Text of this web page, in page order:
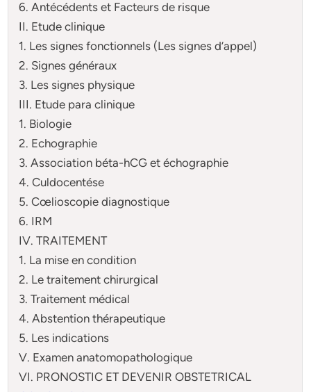
6. Antécédents et Facteurs de risque
II. Etude clinique
1. Les signes fonctionnels (Les signes d’appel)
2. Signes généraux
3. Les signes physique
III. Etude para clinique
1. Biologie
2. Echographie
3. Association béta-hCG et échographie
4. Culdocentése
5. Cœlioscopie diagnostique
6. IRM
IV. TRAITEMENT
1. La mise en condition
2. Le traitement chirurgical
3. Traitement médical
4. Abstention thérapeutique
5. Les indications
V. Examen anatomopathologique
VI. PRONOSTIC ET DEVENIR OBSTETRICAL